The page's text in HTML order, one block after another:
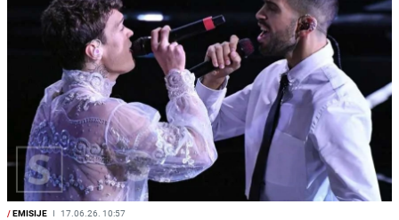
/EMISIJE I 17.06.26. 10:57